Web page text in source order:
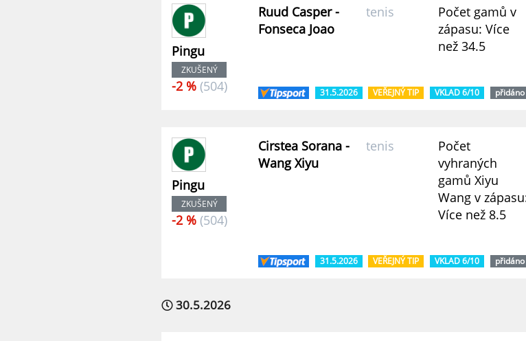
Pingu
ZKUŠENÝ
-2 % (504)
Ruud Casper -
Fonseca Joao
tenis
Počet gamů v
zápasu: Více
než 34.5
31.5.2026 VEŘEJNÝ TIP VKLAD 6/10
Pingu
ZKUŠENÝ
-2 % (504)
Cirstea Sorana -
Wang Xiyu
tenis
Počet
vyhraných
gamů Xiyu
Wang v
Více než 8.5
31.5.2026 VEŘEJNÝ TIP VKLAD 6/10
30.5.2026